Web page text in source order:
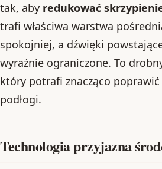
tak, aby redukować
trafi właściwa warstwa
spokojniej, a dźwięki
wyraźnie ograniczone. To
który potrafi znacząco poprawić
podłogi.
Technologia przyjazna